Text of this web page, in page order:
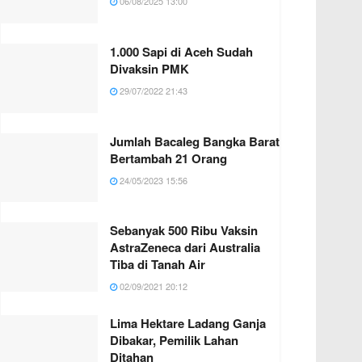
1.000 Sapi di Aceh Sudah
Divaksin PMK
29/07/2022 21:43
Jumlah Bacaleg Bangka Barat
Bertambah 21 Orang
24/05/2023 15:56
Sebanyak 500 Ribu Vaksin
AstraZeneca dari Australia
Tiba di Tanah Air
02/09/2021 20:12
Lima Hektare Ladang Ganja
Dibakar, Pemilik Lahan
Ditahan